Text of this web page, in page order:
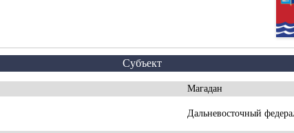
Субъект
Магадан
Дальневосточный